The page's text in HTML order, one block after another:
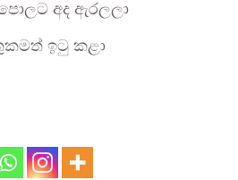
අද ඇරලලා
ඉටු කළා